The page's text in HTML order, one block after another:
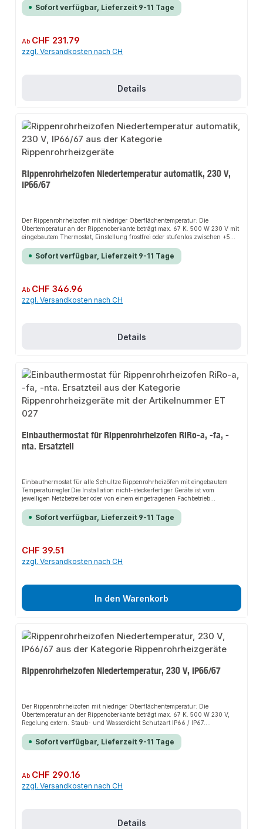
Anschlussgehäuse aus glasfaserverstärktem Polyamid, inkl. Schnell-
Montage-Füße für Wand- oder Bodenmontage und Kabelverschraubung
Sofort verfügbar, Lieferzeit 9-11 Tage
Regulärer Preis:
Ab CHF 231.79
zzgl. Versandkosten nach CH
Details
Rippenrohrheizofen Niedertemperatur automatik, 230 V,
IP66/67
Der Rippenrohrheizofen mit niedriger Oberflächentemperatur: Die
Übertemperatur an der Rippenoberkante beträgt max. 67 K. 500 W 230 V mit
eingebautem Thermostat, Einstellung frostfrei oder stufenlos zwischen +5
eingebaute Signalleuchte zeigt dabei an, wenn das Gerät eingeschaltet ist.
Staub- und Wasserdicht Schutzart IP66 / IP67. Schlagfestes
M20.Die Installation nicht-steckerfertiger Geräte ist vom jeweiligen
Netzbetreiber oder von einem eingetragenen Fachbetrieb vorzunehmen.
Sofort verfügbar, Lieferzeit 9-11 Tage
Regulärer Preis:
Ab CHF 346.96
zzgl. Versandkosten nach CH
Details
Einbauthermostat für Rippenrohrheizofen RiRo-a, -fa, -
nta. Ersatzteil
Einbauthermostat für alle Schultze Rippenrohrheizöfen mit eingebautem
Temperaturregler.Die Installation nicht-steckerfertiger Geräte ist vom
jeweiligen Netzbetreiber oder von einem eingetragenen Fachbetrieb
Sofort verfügbar, Lieferzeit 9-11 Tage
Regulärer Preis:
CHF 39.51
zzgl. Versandkosten nach CH
In den Warenkorb
Rippenrohrheizofen Niedertemperatur, 230 V, IP66/67
Der Rippenrohrheizofen mit niedriger Oberflächentemperatur: Die
Übertemperatur an der Rippenoberkante beträgt max. 67 K. 500 W 230 V,
Regelung extern. Staub- und Wasserdicht Schutzart IP66 / IP67.
Schnell-Montage-Füße für Wand- oder Bodenmontage und
Kabelverschraubung M20.Die Installation nicht-steckerfertiger Geräte ist
Sofort verfügbar, Lieferzeit 9-11 Tage
Regulärer Preis:
Ab CHF 290.16
zzgl. Versandkosten nach CH
Details